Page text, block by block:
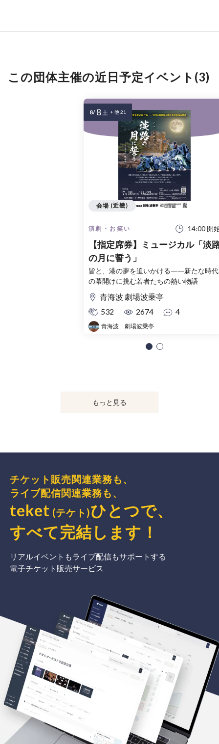
この団体主催の近日予定イベント(3)
演劇・お笑い 14:00 開
【指定席券】ミュージカル「淡
の月に誓う」
皆と、港の夢を追いかける――新たな時代
の幕開けに挑む若者たちの熱い物語
青海波 劇場波乗亭
532
2674 4
青海波 劇場波乗亭
会場 (近畿)
8/ 8土 + 他 21
もっと見る
チケット販売関連業務も、
ライブ配信関連業務も、
teket (テケト)ひとつで、
すべて完結 します ！
リアルイベントもライブ配信もサポートする
電子チケット販売サービス